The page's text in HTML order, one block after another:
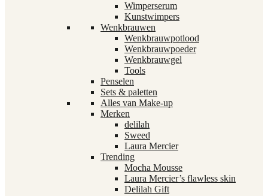
Wimperserum
Kunstwimpers
Wenkbrauwen
Wenkbrauwpotlood
Wenkbrauwpoeder
Wenkbrauwgel
Tools
Penselen
Sets & paletten
Alles van Make-up
Merken
delilah
Sweed
Laura Mercier
Trending
Mocha Mousse
Laura Mercier’s flawless skin
Delilah Gift